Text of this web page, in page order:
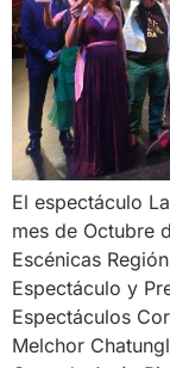
El espectáculo
mes de Octubre
Escénicas
Espectáculo y
Espectáculos
Melchor